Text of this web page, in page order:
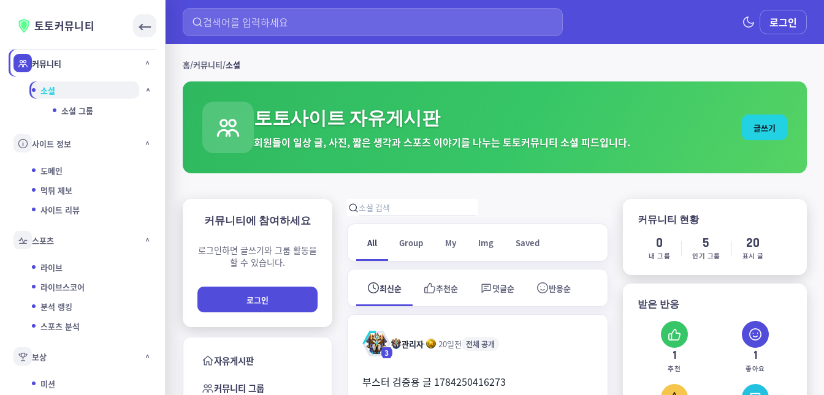
토토커뮤니티 ←
커뮤니티 ^
소셜 ^
소셜 그룹
사이트 정보 ^
도메인
먹튀 제보
사이트 리뷰
스포츠 ^
라이브
라이브스코어
분석 랭킹
스포츠 분석
보상 ^
미션
로그인
홈 커뮤니티 소셜
토토사이트 자유게시판
회원들이 일상 글, 사진, 짧은 생각과 스포츠 이야기를 나누는 토토커뮤니티 소셜 피드입니다.
글쓰기
커뮤니티에 참여하세요
로그인하면 글쓰기와 그룹 활동을
할 수 있습니다.
로그인
자유게시판
커뮤니티 그룹
All Group My Img Saved
최신순 추천순 댓글순 반응순
3
관리자· ·20일전 전체 공개
부스터 검증용 글 1784250416273
커뮤니티 현황
0
내 그룹
5
인기 그룹
20
표시 글
받은 반응
1
추천
1
좋아요